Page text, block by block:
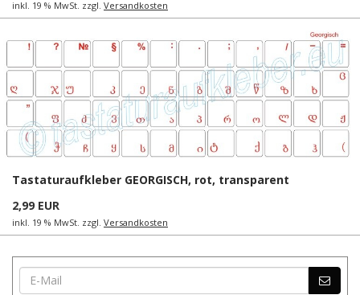
inkl. 19 % MwSt. zzgl. Versandkosten
Tastaturaufkleber GEORGISCH, rot, transparent
2,99 EUR
inkl. 19 % MwSt. zzgl. Versandkosten